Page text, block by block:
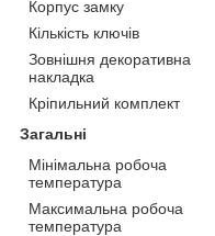
Корпус замку
Кількість ключів
Зовнішня декоративна
накладка
Кріпильний комплект
Загальні
Мінімальна робоча
температура
Максимальна робоча
температура